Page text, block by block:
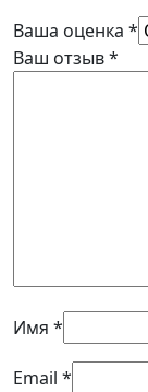
Ваша оценка *
Ваш отзыв*
Имя *
Email *